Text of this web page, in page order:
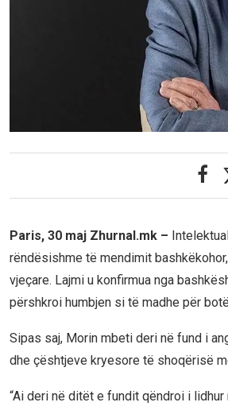
Paris, 30 maj Zhurnal.mk –
rëndësishme të mendimit
vjeçare. Lajmi u konfirmua nga
përshkroi humbjen si të madhe për
Sipas saj, Morin mbeti deri në fund i
dhe çështjeve kryesore të shoqërisë
“Ai deri në ditët e fundit qëndroi i